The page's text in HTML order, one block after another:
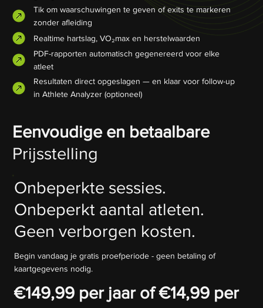
Tik om waarschuwingen te geven of exits te markeren
zonder afleiding
Realtime hartslag, VO₂max en herstelwaarden
PDF-rapporten automatisch gegenereerd voor elke
atleet
Resultaten direct opgeslagen — en klaar voor follow-up
in Athlete Analyzer (optioneel)
Eenvoudige en betaalbare
Prijsstelling
Onbeperkte sessies.
Onbeperkt aantal atleten.
Geen verborgen kosten.
Begin vandaag je gratis proefperiode - geen betaling of
kaartgegevens nodig.
€149,99 per jaar of €14,99 per